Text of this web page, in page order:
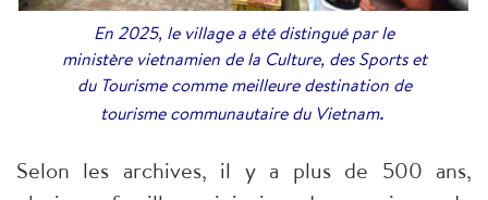
En 2025, le village a été distingué par le
ministère vietnamien de la Culture, des Sports et
du Tourisme comme meilleure destination de
tourisme communautaire du Vietnam.
Selon les archives, il y a plus de 500 ans,